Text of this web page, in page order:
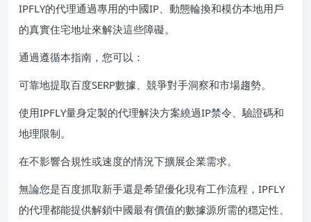
IPFLY的代理通過專用的中國IP、動態輪換和模仿本地用戶
的真實住宅地址來解決這些障礙。
通過遵循本指南，您可以：
可靠地提取百度SERP數據、競爭對手洞察和市場趨勢。
使用IPFLY量身定製的代理解決方案繞過IP禁令、驗證碼和
地理限制。
在不影響合規性或速度的情況下擴展企業需求。
無論您是百度抓取新手還是希望優化現有工作流程，IPFLY
的代理都能提供解鎖中國最有價值的數據源所需的穩定性、